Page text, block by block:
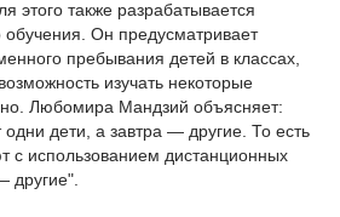
этого также разрабатывается
Он предусматривает
пребывания детей в классах,
изучать некоторые
Любомира Мандзий объясняет:
дети, а завтра — другие. То есть
с использованием дистанционных
другие".